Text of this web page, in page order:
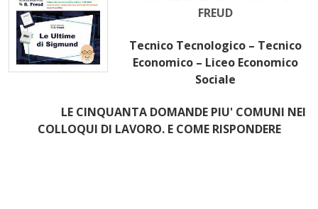
FREUD
Tecnico Tecnologico – Tecnico
Economico – Liceo Economico
Sociale
LE CINQUANTA DOMANDE PIU' COMUNI NEI
COLLOQUI DI LAVORO. E COME RISPONDERE